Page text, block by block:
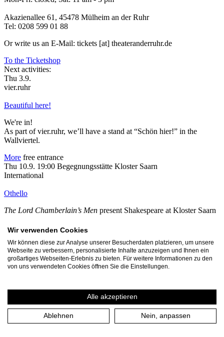
Akazienallee 61, 45478 Mülheim an der Ruhr
Tel: 0208 599 01 88
Or write us an E-Mail: tickets [at] theateranderruhr.de
To the Ticketshop
Next activities:
Thu 3.9.
vier.ruhr
Beautiful here!
We're in!
As part of vier.ruhr, we’ll have a stand at “Schön hier!” in the
Wallviertel.
More free entrance
Thu 10.9. 19:00 Begegnungsstätte Kloster Saarn
International
Othello
The Lord Chamberlain’s Men present Shakespeare at Kloster Saarn
10.-12. September – Open Air – in English
More Tickets
Fri 11.9. 19:00Begegnungsstätte Kloster Saarn
International
The Lord Chamberlain’s Menpresent Shakespeare at Kloster Saarn
10.-12. September – Open Air – in English
Wir verwenden Cookies
Wir können diese zur Analyse unserer Besucherdaten platzieren, um unsere
Webseite zu verbessern, personalisierte Inhalte anzuzeigen und Ihnen ein
großartiges Webseiten-Erlebnis zu bieten. Für weitere Informationen zu den
von uns verwendeten Cookies öffnen Sie die Einstellungen.
Alle akzeptieren
Ablehnen Nein, anpassen